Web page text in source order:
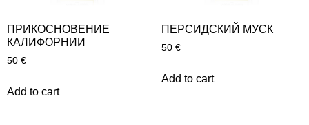
ПРИКОСНОВЕНИЕ
КАЛИФОРНИИ
50 €
Add to cart
ПЕРСИДСКИЙ МУСК
50 €
Add to cart